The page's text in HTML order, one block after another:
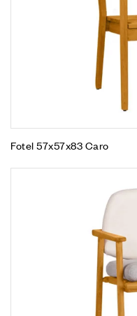
Fotel 57x57x83 Caro